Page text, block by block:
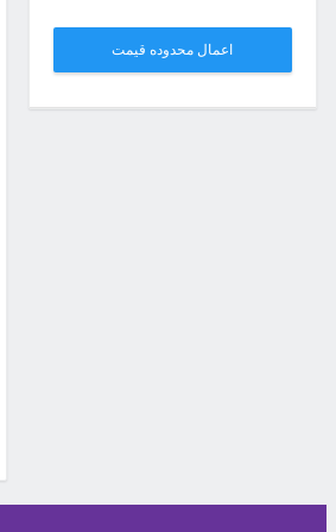
اعمال محدوده قیمت